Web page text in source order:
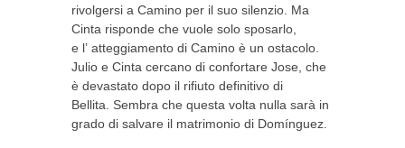
rivolgersi a Camino per il suo silenzio. Ma
Cinta risponde che vuole solo sposarlo,
e l’ atteggiamento di Camino è un ostacolo.
Julio e Cinta cercano di confortare Jose, che
è devastato dopo il rifiuto definitivo di
Bellita. Sembra che questa volta nulla sarà in
grado di salvare il matrimonio di Domínguez.